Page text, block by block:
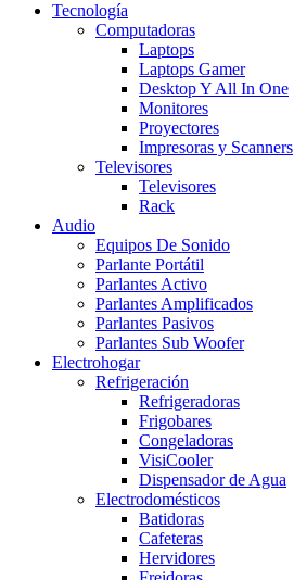
Tecnología
Computadoras
Laptops
Laptops Gamer
Desktop Y All In One
Monitores
Proyectores
Impresoras y Scanners
Televisores
Televisores
Rack
Audio
Equipos De Sonido
Parlante Portátil
Parlantes Activo
Parlantes Amplificados
Parlantes Pasivos
Parlantes Sub Woofer
Electrohogar
Refrigeración
Refrigeradoras
Frigobares
Congeladoras
VisiCooler
Dispensador de Agua
Electrodomésticos
Batidoras
Cafeteras
Hervidores